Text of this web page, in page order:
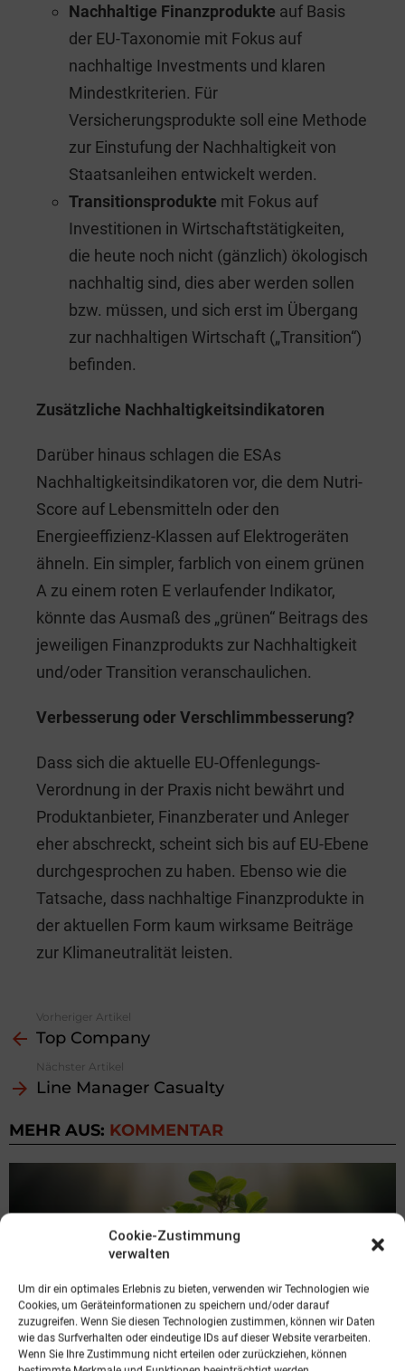
Cookie-Zustimmung
verwalten
Um dir ein optimales Erlebnis zu bieten, verwenden wir Technologien wie
Cookies, um Geräteinformationen zu speichern und/oder darauf
zuzugreifen. Wenn Sie diesen Technologien zustimmen, können wir Daten
wie das Surfverhalten oder eindeutige IDs auf dieser Website verarbeiten.
Wenn Sie Ihre Zustimmung nicht erteilen oder zurückziehen, können
Nachhaltige Finanzprodukte auf Basis
der EU-Taxonomie mit Fokus auf
nachhaltige Investments und klaren
Mindestkriterien. Für
Versicherungsprodukte soll eine Methode
zur Einstufung der Nachhaltigkeit von
Staatsanleihen entwickelt werden.
Transitionsprodukte mit Fokus auf
Investitionen in Wirtschaftstätigkeiten,
die heute noch nicht (gänzlich) ökologisch
nachhaltig sind, dies aber werden sollen
bzw. müssen, und sich erst im Übergang
zur nachhaltigen Wirtschaft („Transition“)
befinden.
Zusätzliche Nachhaltigkeitsindikatoren
Darüber hinaus schlagen die ESAs
Nachhaltigkeitsindikatoren vor, die dem Nutri-
Score auf Lebensmitteln oder den
Energieeffizienz-Klassen auf Elektrogeräten
ähneln. Ein simpler, farblich von einem grünen
A zu einem roten E verlaufender Indikator,
könnte das Ausmaß des „grünen“ Beitrags des
jeweiligen Finanzprodukts zur Nachhaltigkeit
und/oder Transition veranschaulichen.
Verbesserung oder Verschlimmbesserung?
Dass sich die aktuelle EU-Offenlegungs-
Verordnung in der Praxis nicht bewährt und
Produktanbieter, Finanzberater und Anleger
eher abschreckt, scheint sich bis auf EU-Ebene
durchgesprochen zu haben. Ebenso wie die
Tatsache, dass nachhaltige Finanzprodukte in
der aktuellen Form kaum wirksame Beiträge
zur Klimaneutralität leisten.
more
Vorheriger Artikel
Top Company
Nächster Artikel
Line Manager Casualty
MEHR AUS: KOMMENTAR